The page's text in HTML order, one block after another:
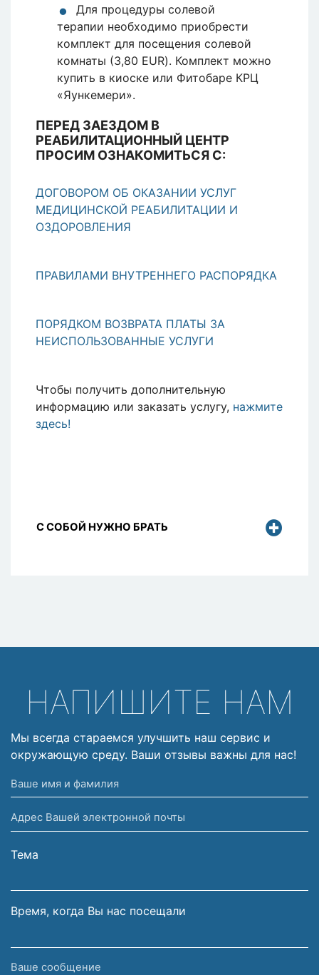
Для процедуры солевой
терапии необходимо приобрести
комплект для посещения солевой
комнаты (3,80 EUR). Комплект можно
купить в киоске или Фитобаре КРЦ
«Яункемери».
ПЕРЕД ЗАЕЗДОМ В
РЕАБИЛИТАЦИОННЫЙ ЦЕНТР
ПРОСИМ ОЗНАКОМИТЬСЯ С:
ДОГОВОРОМ ОБ ОКАЗАНИИ УСЛУГ
МЕДИЦИНСКОЙ РЕАБИЛИТАЦИИ И
ОЗДОРОВЛЕНИЯ
ПРАВИЛАМИ ВНУТРЕННЕГО РАСПОРЯДКА
ПОРЯДКОМ ВОЗВРАТА ПЛАТЫ ЗА
НЕИСПОЛЬЗОВАННЫЕ УСЛУГИ
Чтобы получить дополнительную
информацию или заказать услугу, нажмите
здесь!
С СОБОЙ НУЖНО БРАТЬ
НАПИШИТЕ НАМ
Мы всегда стараемся улучшить наш сервис и
окружающую среду. Ваши отзывы важны для нас!
Ваше
имя
и
фамилия
Адрес
Вашей
электронной
Тема
Время, когда Вы нас посещали
Ваше